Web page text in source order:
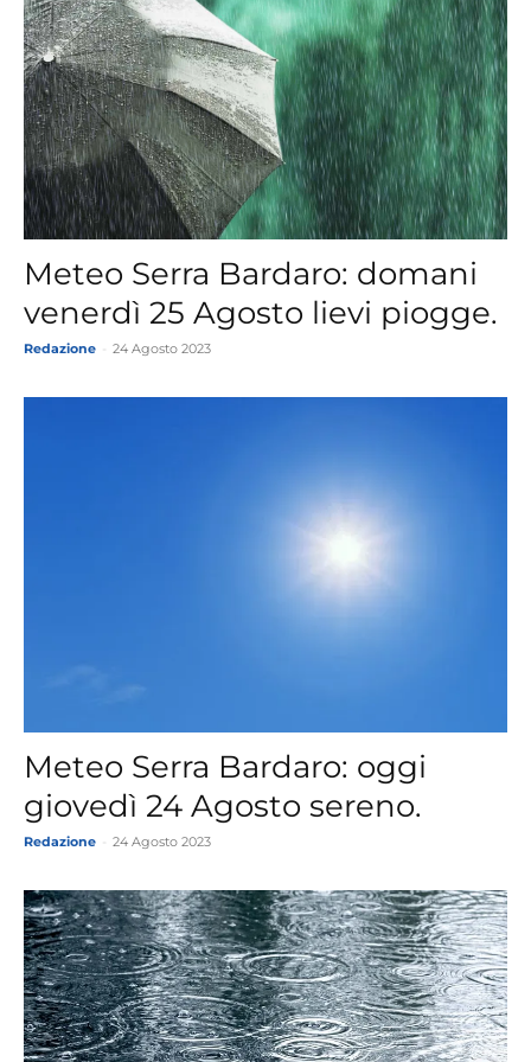
Meteo Serra Bardaro: domani
venerdì 25 Agosto lievi piogge.
Redazione 24 Agosto 2023
Meteo Serra Bardaro: oggi
giovedì 24 Agosto sereno.
Redazione 24 Agosto 2023